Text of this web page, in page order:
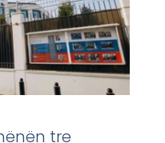
tre